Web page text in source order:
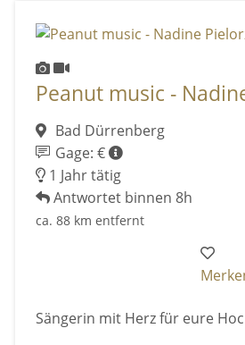
Peanut music -
Bad Dürrenberg
Gage: €
1 Jahr tätig
Antwortet binnen 8h
ca. 88 km entfernt
Sängerin mit Herz für eure